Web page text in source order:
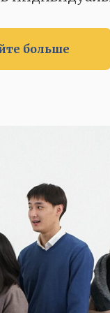
больше